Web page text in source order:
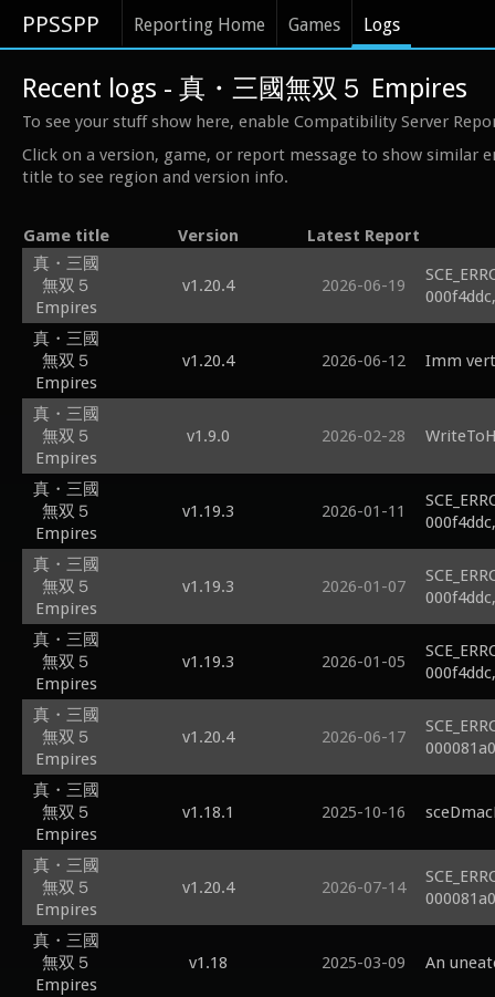
PPSSPP Reporting Home Games Logs
Recent logs - 真・三國無双５ Empires
To see your stuff show here, enable Compatibility Server
Click on a version, game, or report message to show similar
title to see region and version info.
Game title Version
Latest Report
真・三國
無双５
Empires
v1.20.4 2026-06-19
真・三國
無双５
Empires
v1.20.4 2026-06-12 Imm
真・三國
無双５
Empires
v1.9.0 2026-02-28
真・三國
無双５
Empires
v1.19.3 2026-01-11
真・三國
無双５
Empires
v1.19.3 2026-01-07
真・三國
無双５
Empires
v1.19.3 2026-01-05
真・三國
無双５
Empires
v1.20.4 2026-06-17
真・三國
無双５
Empires
v1.18.1 2025-10-16
真・三國
無双５
Empires
v1.20.4 2026-07-14
真・三國
無双５
Empires
v1.18 2025-03-09 An